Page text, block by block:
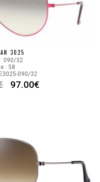
3025
: 090/32
: 58
090/32
97.00€